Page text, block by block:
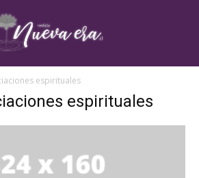
espirituales
espirituales